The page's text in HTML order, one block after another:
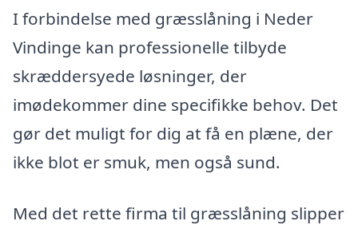
I forbindelse med græsslåning i Neder
Vindinge kan professionelle tilbyde
skræddersyede løsninger, der
imødekommer dine specifikke behov. Det
gør det muligt for dig at få en plæne, der
ikke blot er smuk, men også sund.
Med det rette firma til græsslåning slipper